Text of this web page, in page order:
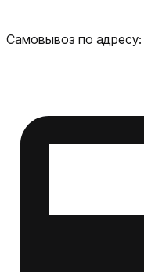
Самовывоз по адресу: